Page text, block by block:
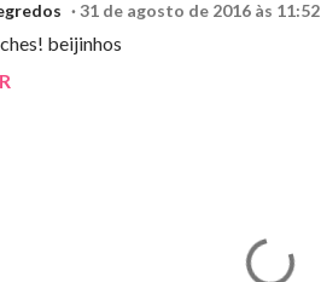
31 de agosto de 2016 às 11:52
beijinhos